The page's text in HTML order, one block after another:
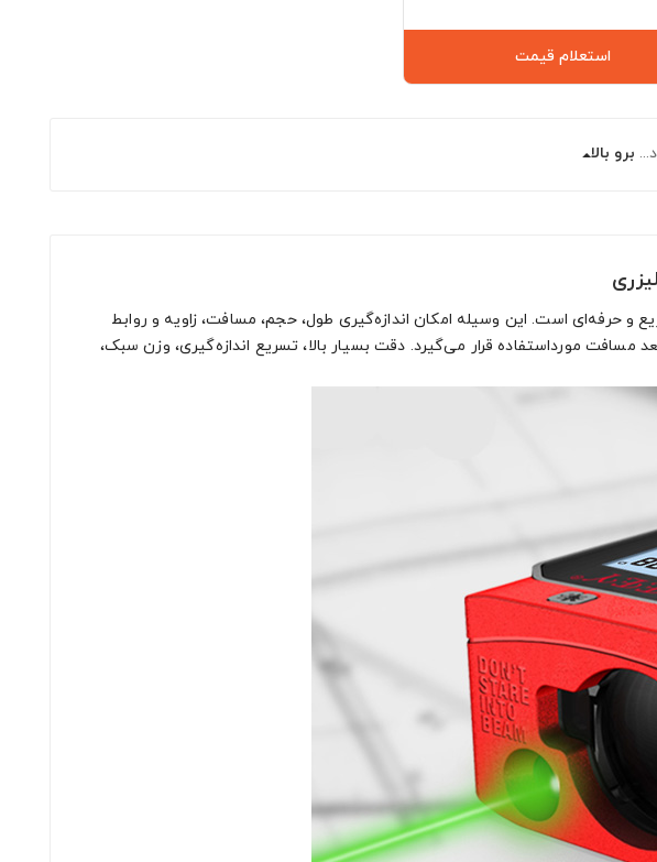
استعلام قیمت
برو بالا
و حرفه‌ای است. این وسیله امکان اندازه‌گیری طول، حجم، مسافت، زاویه و روابط
مسافت مورداستفاده قرار می‌گیرد. دقت بسیار بالا، تسریع اندازه‌گیری، وزن سبک،